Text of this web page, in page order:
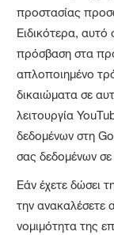
προστασίας
Ειδικότερα,
πρόσβαση στα
απλοποιημένο
δικαιώματα σε
λειτουργία
δεδομένων στη
σας δεδομένων σε
Εάν έχετε δώσει
την ανακαλέσετε
νομιμότητα της